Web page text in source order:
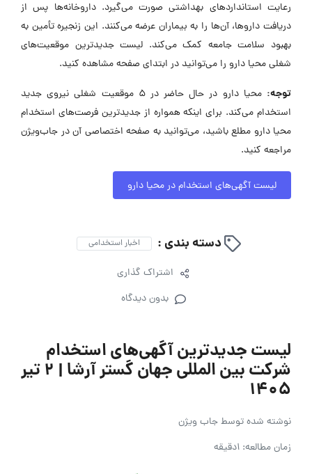
رعایت استانداردهای بهداشتی صورت می‌گیرد. داروخانه‌ها پس از
دریافت داروها، آن‌ها را به بیماران عرضه می‌کنند. این زنجیره تأمین به
بهبود سلامت جامعه کمک می‌کند. لیست جدیدترین موقعیت‌های
شغلی محیا دارو را می‌توانید در ابتدای صفحه مشاهده کنید.
توجه:
محیا دارو در حال حاضر در ۵ موقعیت شغلی نیروی جدید
استخدام می‌کند. برای اینکه همواره از جدیدترین فرصت‌های استخدام
محیا دارو مطلع باشید، می‌توانید به صفحه اختصاصی آن در جاب‌ویژن
مراجعه کنید.
لیست آگهی‌های استخدام در محیا دارو
دسته بندی : اخبار استخدامی
اشتراک گذاری
بدون دیدگاه
لیست جدیدترین آگهی‌های استخدام
شرکت بین المللی جهان گستر آرشا | ۲ تیر
۱۴۰۵
نوشته شده توسطجاب ویژن
زمان مطالعه: 1دقیقه